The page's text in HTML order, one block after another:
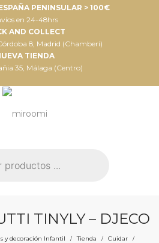
PENINSULAR > 100€
en 24-48hrs
AND COLLECT
8, Madrid (Chamberí)
TIENDA
35, Málaga (Centro)
TINYLY – DJECO
y decoración Infantil / Tienda / Cuidar /